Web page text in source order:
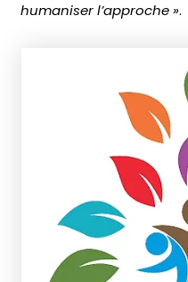
humaniser l’approche ».